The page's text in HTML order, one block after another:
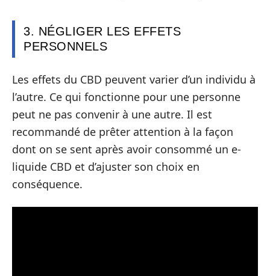
3. NÉGLIGER LES EFFETS
PERSONNELS
Les effets du CBD peuvent varier d’un individu à
l’autre. Ce qui fonctionne pour une personne
peut ne pas convenir à une autre. Il est
recommandé de prêter attention à la façon
dont on se sent après avoir consommé un e-
liquide CBD et d’ajuster son choix en
conséquence.